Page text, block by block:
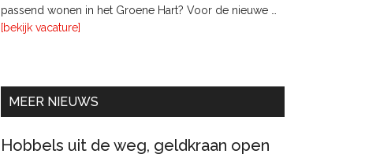
passend wonen in het Groene Hart? Voor de nieuwe …
[bekijk vacature]
Commissarissen
MEER NIEUWS
Hobbels uit de weg, geldkraan open